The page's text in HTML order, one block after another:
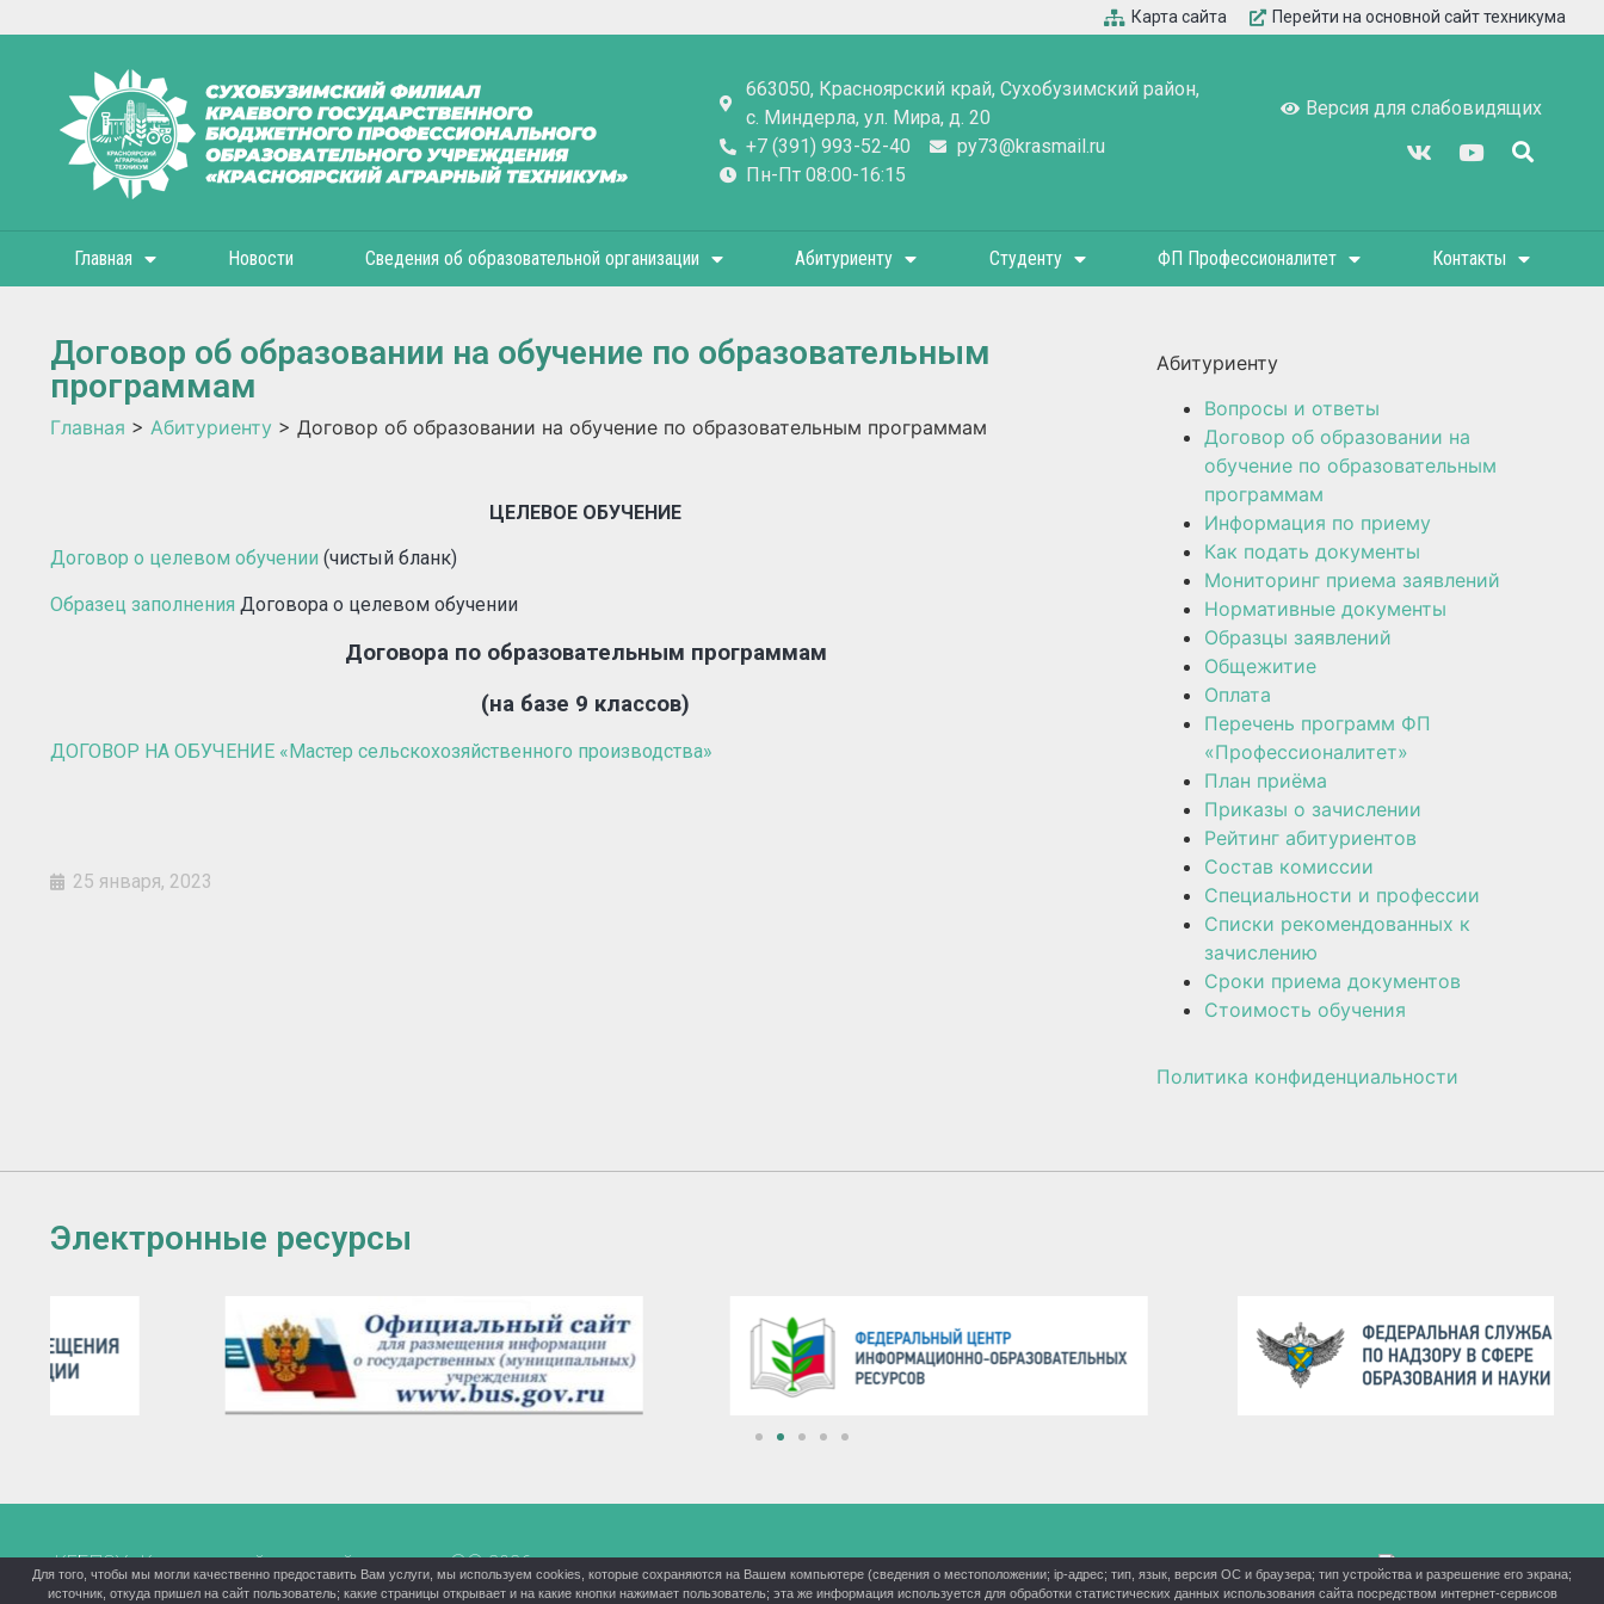
Карта сайта Перейти на основной сайт техникума
663050, Красноярский край, Сухобузимский район,
с. Миндерла, ул. Мира, д. 20
+7 (391) 993-52-40
py73@krasmail.ru
Пн-Пт 08:00-16:15
Версия для слабовидящих
Главная Новости Сведения об образовательной организации Абитуриенту Студенту ФП Профессионалитет Контакты
Договор об образовании на обучение по образовательным
программам
Главная > Абитуриенту > Договор об образовании на обучение по образовательным программам
ЦЕЛЕВОЕ ОБУЧЕНИЕ
Договор о целевом обучении (чистый бланк)
Образец заполнения Договора о целевом обучении
Договора по образовательным программам
(на базе 9 классов)
ДОГОВОР НА ОБУЧЕНИЕ «Мастер сельскохозяйственного производства»
25 января, 2023
Абитуриенту
Вопросы и ответы
Договор об образовании на
обучение по образовательным
программам
Информация по приему
Как подать документы
Мониторинг приема заявлений
Нормативные документы
Образцы заявлений
Общежитие
Оплата
Перечень программ ФП
«Профессионалитет»
План приёма
Приказы о зачислении
Рейтинг абитуриентов
Состав комиссии
Специальности и профессии
Списки рекомендованных к
зачислению
Сроки приема документов
Стоимость обучения
Политика конфиденциальности
Электронные ресурсы
КГБПОУ «Красноярский аграрный техникум» ©® 2026
Для того, чтобы мы могли качественно предоставить Вам услуги, мы используем cookies, которые сохраняются на Вашем компьютере (сведения о местоположении; ip-адрес; тип, язык, версия ОС и браузера; тип устройства и разрешение его экрана;
источник, откуда пришел на сайт пользователь; какие страницы открывает и на какие кнопки нажимает пользователь; эта же информация используется для обработки статистических данных использования сайта посредством интернет-сервисов